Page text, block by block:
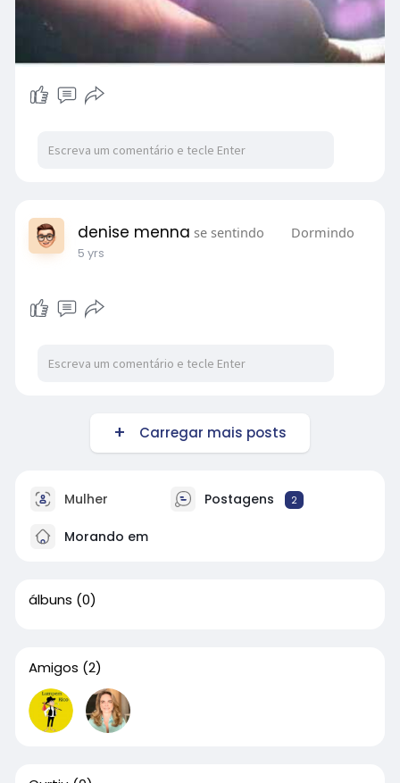
denise menna se sentindo Dormindo
5 yrs
Carregar mais posts
Mulher Postagens 2
Morando em
álbuns (0)
Amigos (2)